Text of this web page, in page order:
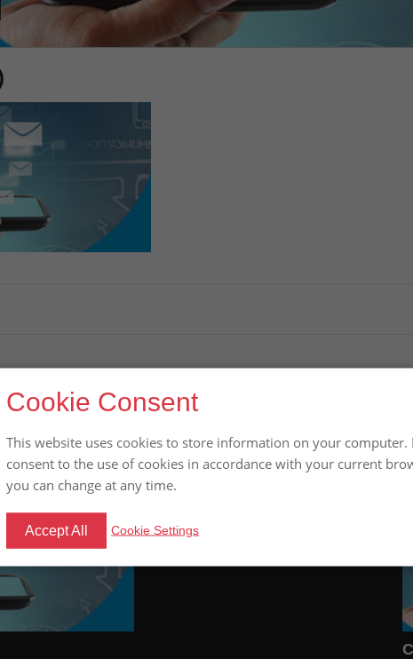
Cookie Consent
This website uses cookies to store information on your computer.
consent to the use of cookies in accordance with your current
you can change at any time.
Accept All Cookie Settings